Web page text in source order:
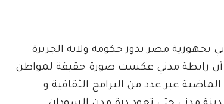
بجهورية مصر بدور حكومة ولاية الجزيرة
أن رابطة مدني عكست صورة حقيقة لمواطن
عبر عدد من البرامج الثقافية و